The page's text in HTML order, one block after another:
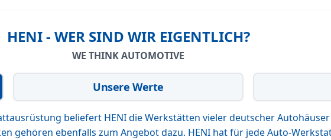
HENI - WER SIND WIR EIGENTLICH?
WE THINK AUTOMOTIVE
Unsere Werte
beliefert HENI die Werkstätten vieler deutscher
gehören ebenfalls zum Angebot dazu. HENI hat für jede Auto-